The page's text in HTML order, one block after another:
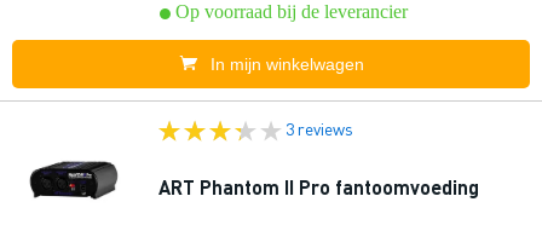
Op voorraad bij de leverancier
In mijn winkelwagen
3 reviews
ART Phantom II Pro fantoomvoeding